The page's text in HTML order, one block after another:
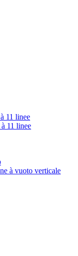
11 linee
11 linee
à vuoto verticale